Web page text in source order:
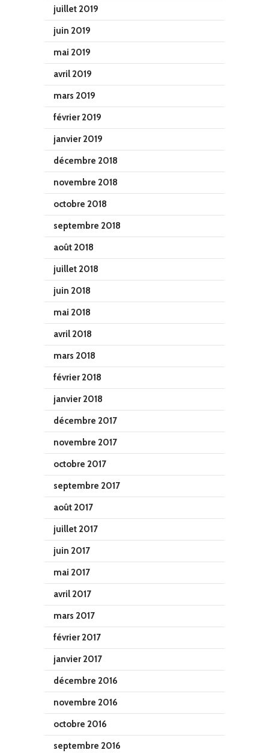
juillet 2019
juin 2019
mai 2019
avril 2019
mars 2019
février 2019
janvier 2019
décembre 2018
novembre 2018
octobre 2018
septembre 2018
août 2018
juillet 2018
juin 2018
mai 2018
avril 2018
mars 2018
février 2018
janvier 2018
décembre 2017
novembre 2017
octobre 2017
septembre 2017
août 2017
juillet 2017
juin 2017
mai 2017
avril 2017
mars 2017
février 2017
janvier 2017
décembre 2016
novembre 2016
octobre 2016
septembre 2016